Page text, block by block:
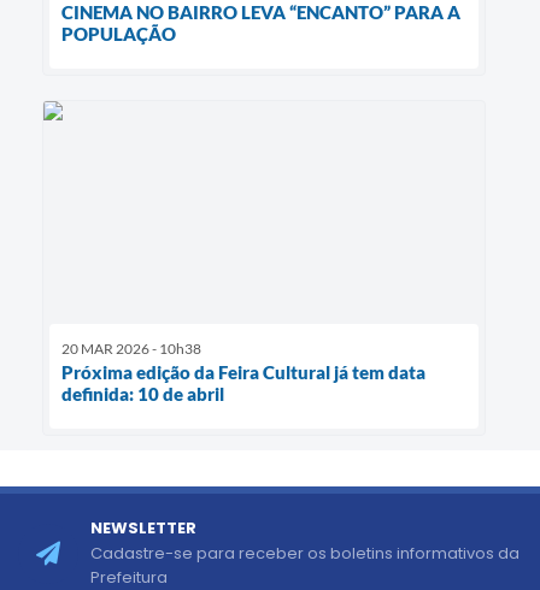
CINEMA NO BAIRRO LEVA “ENCANTO” PARA A
POPULAÇÃO
20 MAR 2026 - 10h38
Próxima edição da Feira Cultural já tem data
definida: 10 de abril
NEWSLETTER
Cadastre-se para receber os boletins informativos da
Prefeitura